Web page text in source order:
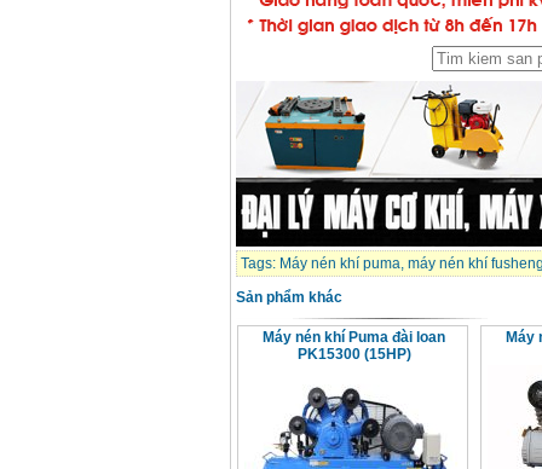
Tags: Máy nén khí puma, máy nén khí
Sản phẩm khác
Máy nén khí Puma đài loan
PK15300 (15HP)
Máy